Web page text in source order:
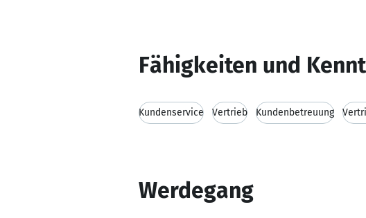
Fähigkeiten und
Kundenservice Vertrieb Kundenbetreuung
Werdegang